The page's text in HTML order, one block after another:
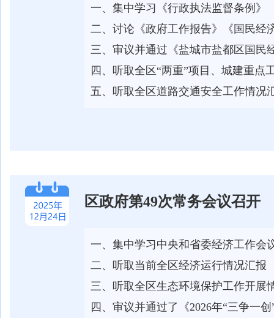
一、集中学习《行政执法监督条例》
二、讨论《政府工作报告》《国民经
三、审议并通过《盐城市盐都区国民
四、听取全区“两重”项目、城建重点
五、听取全区道路交通安全工作情况
区政府第49次常务会议召开
一、集中学习中央和省委经济工作会
二、听取当前全区经济运行情况汇报
三、听取全区生态环境保护工作开展
四、审议并通过了《2026年“三争一